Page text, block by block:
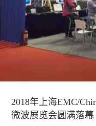
2018年上海EMC/
微波展览会圆满落幕